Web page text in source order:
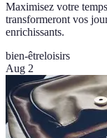
Maximisez votre
transformeront vos
enrichissants.
bien-êtreloisirs
Aug 2